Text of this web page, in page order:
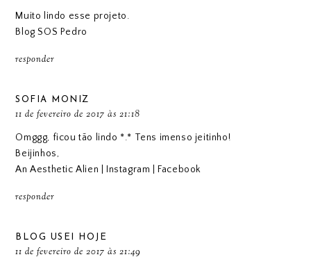
Muito lindo esse projeto.
Blog SOS Pedro
responder
SOFIA MONIZ
11 de fevereiro de 2017 às 21:18
Omggg, ficou tão lindo *.* Tens imenso jeitinho!
Beijinhos,
An Aesthetic Alien
Instagram Facebook
responder
BLOG USEI HOJE
11 de fevereiro de 2017 às 21:49